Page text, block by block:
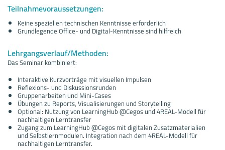
Teilnahmevoraussetzungen:
Keine speziellen technischen Kenntnisse erforderlich
Grundlegende Office- und Digital-Kenntnisse sind hilfreich
Lehrgangsverlauf/Methoden:
Das Seminar kombiniert:
Interaktive Kurzvorträge mit visuellen Impulsen
Reflexions- und Diskussionsrunden
Gruppenarbeiten und Mini-Cases
Übungen zu Reports, Visualisierungen und Storytelling
Optional: Nutzung von LearningHub @Cegos und 4REAL-Modell für
nachhaltigen Lerntransfer
Zugang zum LearningHub @Cegos mit digitalen Zusatzmaterialien
und Selbstlernmodulen. Integration nach dem 4REAL-Modell für
nachhaltigen Lerntransfer.